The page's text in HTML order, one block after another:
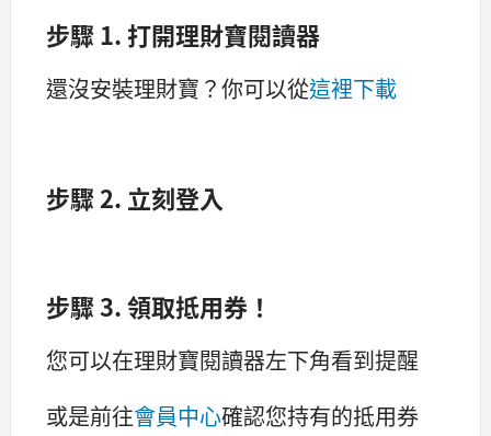
步驟 1. 打開理財寶閱讀器
還沒安裝理財寶？你可以從這裡下載
步驟 2. 立刻登入
步驟 3. 領取抵用券！
您可以在理財寶閱讀器左下角看到提醒
或是前往會員中心確認您持有的抵用券